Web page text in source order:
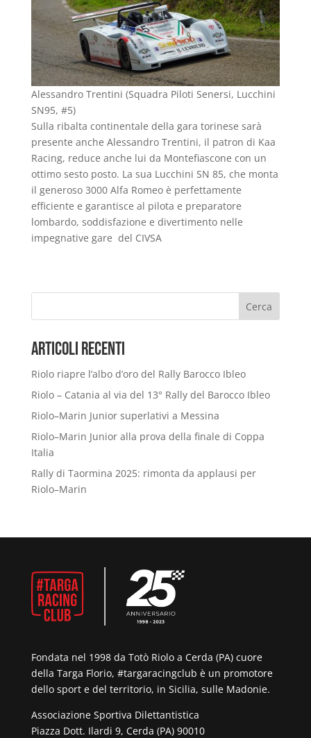
Alessandro Trentini (Squadra Piloti Senersi, Lucchini
SN95, #5)
Sulla ribalta continentale della gara torinese sarà
presente anche Alessandro Trentini, il patron di Kaa
Racing, reduce anche lui da Montefiascone con un
ottimo sesto posto. La sua Lucchini SN 85, che monta
il generoso 3000 Alfa Romeo è perfettamente
efficiente e garantisce al pilota e preparatore
lombardo, soddisfazione e divertimento nelle
impegnative gare del CIVSA
Cerca
Articoli Recenti
Riolo riapre l’albo d’oro del Rally Barocco Ibleo
Riolo – Catania al via del 13° Rally del Barocco Ibleo
Riolo–Marin Junior superlativi a Messina
Riolo–Marin Junior alla prova della finale di Coppa
Italia
Rally di Taormina 2025: rimonta da applausi per
Riolo–Marin
Fondata nel 1998 da Totò Riolo a Cerda (PA) cuore
della Targa Florio, #targaracingclub è un promotore
dello sport e del territorio, in Sicilia, sulle Madonie.
Associazione Sportiva Dilettantistica
Piazza Dott. Ilardi 9, Cerda (PA) 90010